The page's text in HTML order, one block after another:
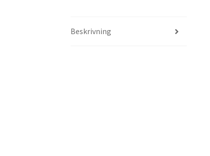
Beskrivning